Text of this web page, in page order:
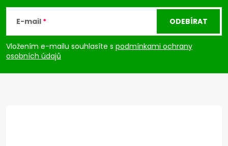
p
a
E-mail
Vložením e-mailu souhlasíte s podmínkami ochrany
osobních údajů
ODEBÍRAT